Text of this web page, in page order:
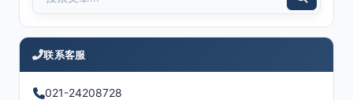
联系客服
021-24208728